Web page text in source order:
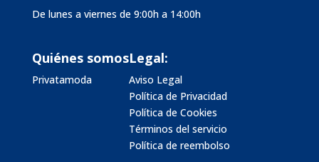
De lunes a viernes de 9:00h a 14:00h
Quiénes somos
Privatamoda
Legal:
Aviso Legal
Política de Privacidad
Política de Cookies
Términos del servicio
Política de reembolso